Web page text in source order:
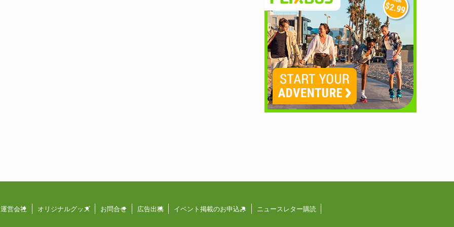
運営会社 オリジナルグッズ お問合せ 広告出稿 イベント掲載のお申込み ニュースレター購読